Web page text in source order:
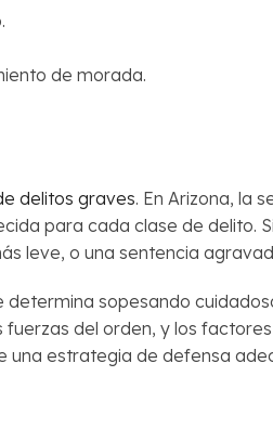
de morada.
delitos graves. En Arizona, la
para cada clase de delito.
leve, o una sentencia
determina sopesando
fuerzas del orden, y los
una estrategia de defensa